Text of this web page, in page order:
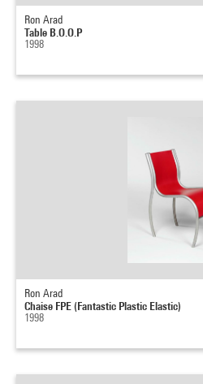
Ron Arad
Table B.O.O.P
1998
Ron Arad
Chaise FPE (Fantastic Plastic Elastic)
1998